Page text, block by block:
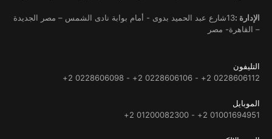
الإدارة :
13شارع عبد الحميد بدوى - أمام بوابة نادى الشمس – مصر الجديدة
– القاهرة- مصر
التليفون
0228606112 2+ - 0228606106 2+ - 0228606098 2+
الموبايل
01001694951 2+ - 01200082300 2+